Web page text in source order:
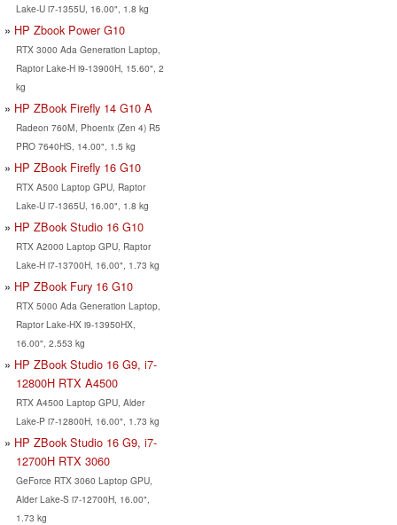
Lake-U i7-1355U, 16.00", 1.8 kg
HP Zbook Power G10
RTX 3000 Ada Generation Laptop,
Raptor Lake-H i9-13900H, 15.60", 2
kg
HP ZBook Firefly 14 G10 A
Radeon 760M, Phoenix (Zen 4) R5
PRO 7640HS, 14.00", 1.5 kg
HP ZBook Firefly 16 G10
RTX A500 Laptop GPU, Raptor
Lake-U i7-1365U, 16.00", 1.8 kg
HP ZBook Studio 16 G10
RTX A2000 Laptop GPU, Raptor
Lake-H i7-13700H, 16.00", 1.73 kg
HP ZBook Fury 16 G10
RTX 5000 Ada Generation Laptop,
Raptor Lake-HX i9-13950HX,
16.00", 2.553 kg
HP ZBook Studio 16 G9, i7-
12800H RTX A4500
RTX A4500 Laptop GPU, Alder
Lake-P i7-12800H, 16.00", 1.73 kg
HP ZBook Studio 16 G9, i7-
12700H RTX 3060
GeForce RTX 3060 Laptop GPU,
Alder Lake-S i7-12700H, 16.00",
1.73 kg